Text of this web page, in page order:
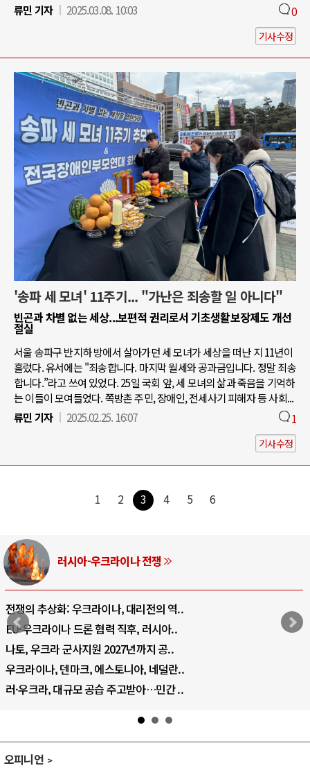
류민 기자
2025.03.08. 10:03 0
기사수정
'송파 세 모녀' 11주기... "가난은 죄송할 일 아니다"
빈곤과 차별 없는 세상...보편적 권리로서 기초생활보장제도 개선
절실
서울 송파구 반지하 방에서 살아가던 세 모녀가 세상을 떠난 지 11년이
흘렀다. 유서에는 "죄송합니다. 마지막 월세와 공과금입니다. 정말 죄송
합니다.”라고 쓰여 있었다. 25일 국회 앞, 세 모녀의 삶과 죽음을 기억하
는 이들이 모여들었다. 쪽방촌 주민, 장애인, 전세사기 피해자 등 사회...
류민 기자
2025.02.25. 16:07 1
기사수정
1 2 3 4 5 6
러시아-우크라이나 전쟁
전쟁의 추상화: 우크라이나, 대리전의 역..
EU·우크라이나 드론 협력 직후, 러시아..
나토, 우크라 군사지원 2027년까지 공..
우크라이나, 덴마크, 에스토니아, 네덜란..
러·우크라, 대규모 공습 주고받아…민간 ..
오피니언